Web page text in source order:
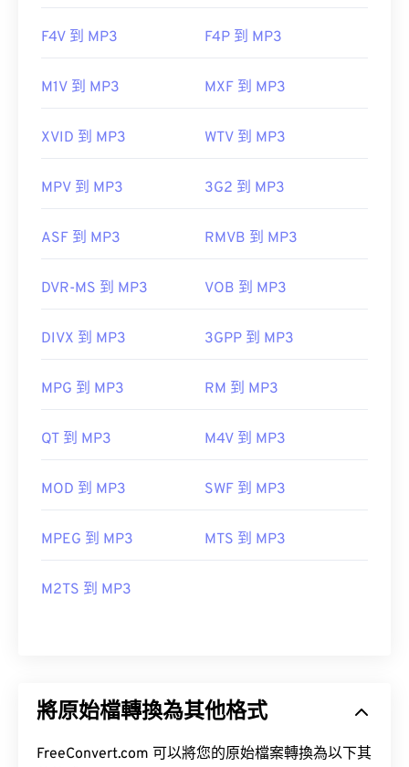
F4V 到 MP3 F4P 到 MP3
M1V 到 MP3 MXF 到 MP3
XVID 到 MP3 WTV 到 MP3
MPV 到 MP3 3G2 到 MP3
ASF 到 MP3 RMVB 到 MP3
DVR-MS 到 MP3 VOB 到 MP3
DIVX 到 MP3 3GPP 到 MP3
MPG 到 MP3 RM 到 MP3
QT 到 MP3 M4V 到 MP3
MOD 到 MP3 SWF 到 MP3
MPEG 到 MP3 MTS 到 MP3
M2TS 到 MP3
將原始檔轉換為其他格式
FreeConvert.com 可以將您的原始檔案轉換為以下其